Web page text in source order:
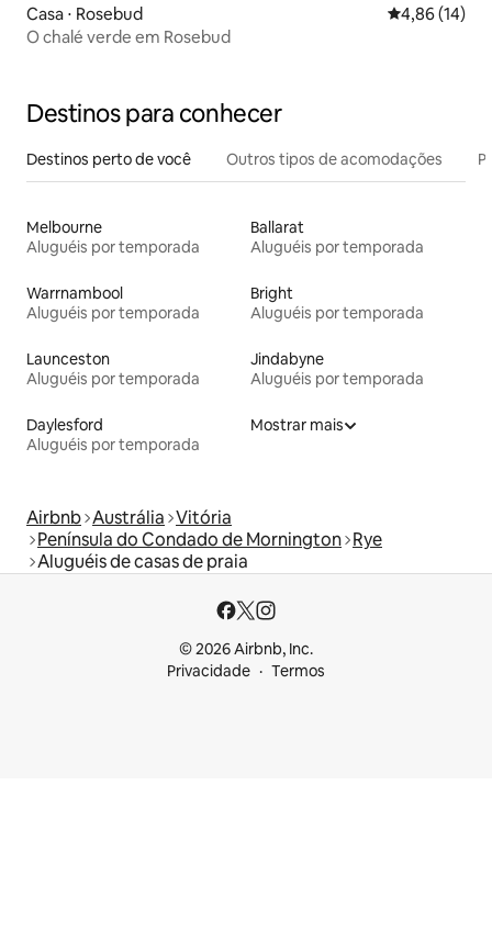
Casa ⋅ Rosebud 4,86 de uma
4,86 (14)
O chalé verde em Rosebud
Destinos para conhecer
Destinos perto de você Outros tipos de acomodações
Melbourne
Aluguéis por temporada
Ballarat
Aluguéis por temporada
Warrnambool
Aluguéis por temporada
Bright
Aluguéis por temporada
Launceston
Aluguéis por temporada
Jindabyne
Aluguéis por temporada
Daylesford
Aluguéis por temporada
Mostrar mais
Airbnb Austrália Vitória
Península do Condado de Mornington Rye
Aluguéis de casas de praia
© 2026 Airbnb, Inc.
Privacidade
Termos